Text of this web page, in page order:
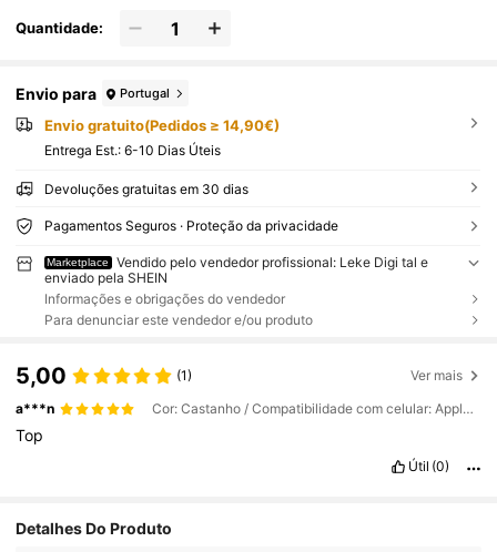
Quantidade:
Envio para Portugal
Envio gratuito(Pedidos ≥ 14,90€)
Entrega Est.: 6-10 Dias Úteis
Devoluções gratuitas em 30 dias
Pagamentos Seguros · Proteção da privacidade
Marketplace
Vendido pelo vendedor profissional: Leke Digi tal e
enviado pela SHEIN
Informações e obrigações do vendedor
Para denunciar este vendedor e/ou produto
5,00 (1) Ver mais
a***n Cor: Castanho / Compatibilidade com celular: Apple / Tamanho: iPhone 14 Pro Max
Top
Útil (0)
Detalhes Do Produto